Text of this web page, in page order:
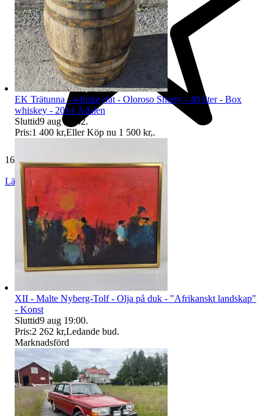
165 031 omdömen
Läs omdömen
EK Trätunna - whiskeyfat - Oloroso Sherry - 40 liter - Box
whiskey - 2014 Ådalen
Sluttid9 aug 20:42.
Pris:1 400 kr,Eller Köp nu 1 500 kr,.
XII - Malte Nyberg-Tolf - Olja på duk - "Afrikanskt landskap"
- Konst
Sluttid9 aug 19:00.
Pris:2 262 kr,Ledande bud.
Marknadsförd